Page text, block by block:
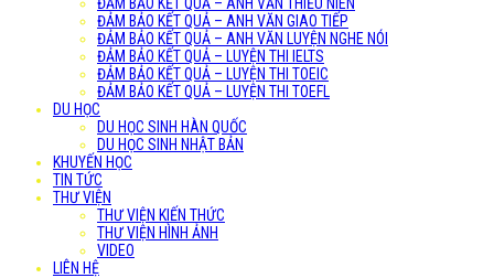
ĐẢM BẢO KẾT QUẢ – ANH VĂN GIAO TIẾP
ĐẢM BẢO KẾT QUẢ – ANH VĂN LUYỆN NGHE NÓI
ĐẢM BẢO KẾT QUẢ – LUYỆN THI IELTS
ĐẢM BẢO KẾT QUẢ – LUYỆN THI TOEIC
ĐẢM BẢO KẾT QUẢ – LUYỆN THI TOEFL
DU HỌC
DU HỌC SINH HÀN QUỐC
DU HỌC SINH NHẬT BẢN
KHUYẾN HỌC
TIN TỨC
THƯ VIỆN
THƯ VIỆN KIẾN THỨC
THƯ VIỆN HÌNH ẢNH
VIDEO
LIÊN HỆ